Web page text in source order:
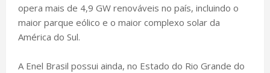
opera mais de 4,9 GW renováveis no país, incluindo o
maior parque eólico e o maior complexo solar da
América do Sul.
A Enel Brasil possui ainda, no Estado do Rio Grande do